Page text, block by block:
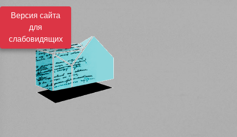
Версия сайта
для
слабовидящих